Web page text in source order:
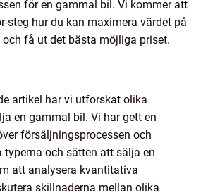
för en gammal bil. Vi kommer att
steg hur du kan maximera värdet på
få ut det bästa möjliga priset.
artikel har vi utforskat olika
en gammal bil. Vi har gett en
försäljningsprocessen och
typerna och sätten att sälja en
att analysera kvantitativa
skillnaderna mellan olika